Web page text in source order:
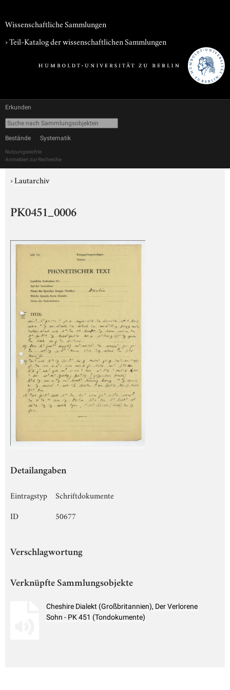
Wissenschaftliche Sammlungen
› Teil-Katalog der wissenschaftlichen Sammlungen
Erkunden
Bestände Systematik
Nutzungsrechte
Anmelden zur Recherche
›Lautarchiv
PK0451_0006
Detailangaben
Eintragstyp
Schriftdokumente
ID
50677
Verschlagwortung
Verknüpfte Sammlungsobjekte
Cheshire Dialekt (Großbritannien), Der Verlorene
Sohn - PK 451 (Tondokumente)